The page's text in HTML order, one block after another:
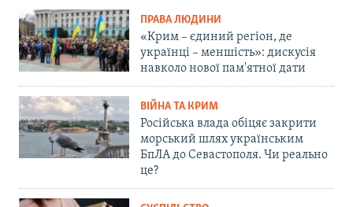
ПРАВА ЛЮДИНИ
«Крим – єдиний регіон, де
українці – меншість»: дискусія
навколо нової пам'ятної дати
ВІЙНА ТА КРИМ
Російська влада обіцяє закрити
морський шлях українським
БпЛА до Севастополя. Чи реально
це?